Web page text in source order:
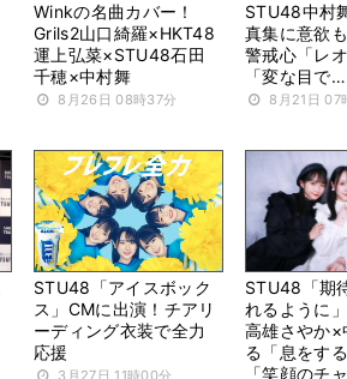
Winkの名曲カバー！
Grils2山口綺羅×HKT48
運上弘菜×STU48石田
千穂×中村舞
8月26日 08時37分
STU48中村
真集に意欲
警戒心「レ
「変な目で…
8月21日 07
STU48「アイスボック
ス」CMに出演！チアリ
ーディング衣装で全力
応援
3月27日 11時00分
STU48「期
れるように
高雄さやか×
る「息をする
「笑顔のチ